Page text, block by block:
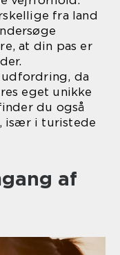
fra land
at din pas er
da
eget unikke
du også
især i turistede
af